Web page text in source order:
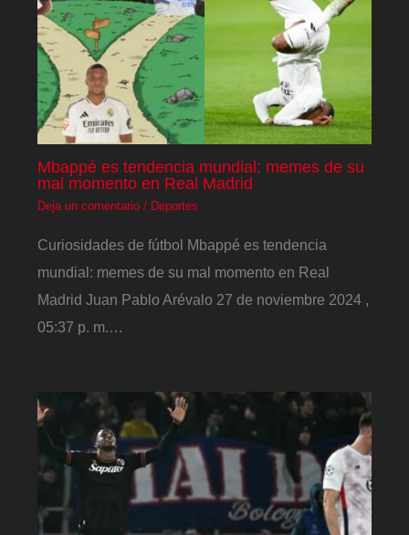
Mbappé es tendencia mundial: memes de su
mal momento en Real Madrid
Deja un comentario / Deportes
Curiosidades de fútbol Mbappé es tendencia
mundial: memes de su mal momento en Real
Madrid Juan Pablo Arévalo 27 de noviembre 2024 ,
05:37 p. m.…